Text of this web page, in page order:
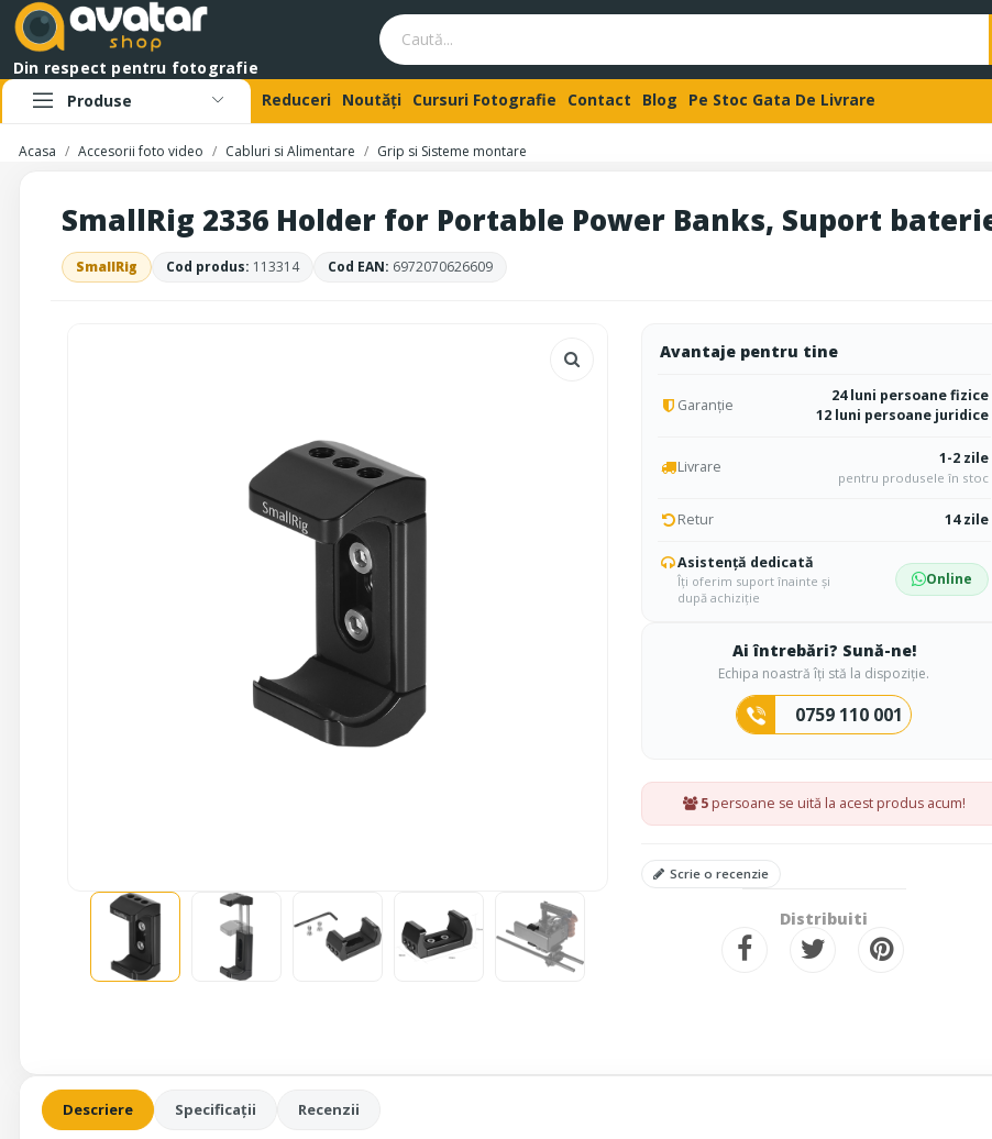
Din respect pentru fotografie
Produse Reduceri Noutăți Cursuri Fotografie Contact Blog Pe Stoc Gata De Livrare
Acasa Accesorii foto video Cabluri si Alimentare Grip si Sisteme montare
SmallRig 2336 Holder for Portable Power Banks, Suport
SmallRig Cod produs: 113314 Cod EAN: 6972070626609
Avantaje pentru tine
Garanție
24 luni persoane fizice
12 luni persoane juridice
Livrare 1-2 zile
pentru produsele în stoc
Retur 14 zile
Asistență dedicată
Îți oferim suport înainte și
după achiziție
Online
Ai întrebări? Sună-ne!
Echipa noastră îți stă la dispoziție.
0759 110 001
5persoane se uită la acest produs acum!
Scrie o recenzie
Distribuiti
Descriere Specificații Recenzii